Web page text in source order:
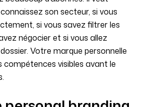
son secteur, si vous
si vous savez filtrer les
négocier et si vous allez
Votre marque personnelle
compétences visibles avant le